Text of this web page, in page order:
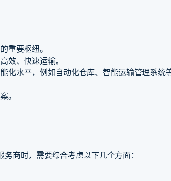
重要枢纽。
效、快速运输。
水平，例如自动化仓库、智能运输管理系统等
。
商时，需要综合考虑以下几个方面：